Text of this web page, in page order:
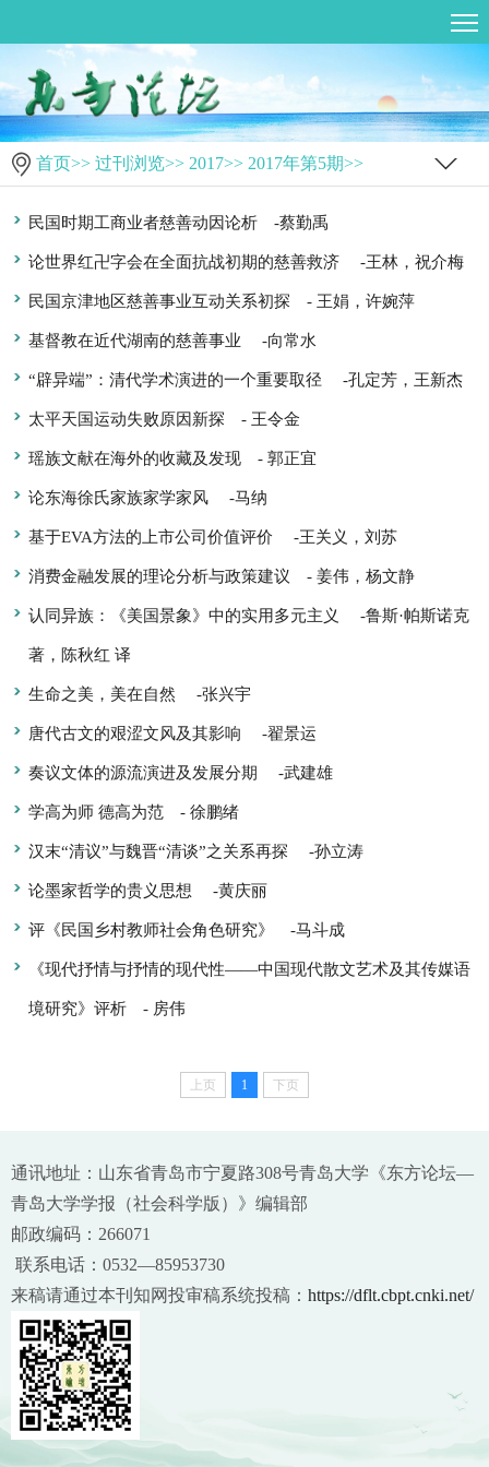
首页>> 过刊浏览>> 2017>> 2017年第5期>>
民国时期工商业者慈善动因论析-蔡勤禹
论世界红卍字会在全面抗战初期的慈善救济-王林，祝介梅
民国京津地区慈善事业互动关系初探- 王娟，许婉萍
基督教在近代湖南的慈善事业-向常水
“辟异端”：清代学术演进的一个重要取径-孔定芳，王新杰
太平天国运动失败原因新探- 王令金
瑶族文献在海外的收藏及发现- 郭正宜
论东海徐氏家族家学家风-马纳
基于EVA方法的上市公司价值评价-王关义，刘苏
消费金融发展的理论分析与政策建议- 姜伟，杨文静
认同异族：《美国景象》中的实用多元主义-鲁斯·帕斯诺克
著，陈秋红 译
生命之美，美在自然-张兴宇
唐代古文的艰涩文风及其影响-翟景运
奏议文体的源流演进及发展分期-武建雄
学高为师 德高为范- 徐鹏绪
汉末“清议”与魏晋“清谈”之关系再探-孙立涛
论墨家哲学的贵义思想-黄庆丽
评《民国乡村教师社会角色研究》-马斗成
《现代抒情与抒情的现代性——中国现代散文艺术及其传媒语
境研究》评析- 房伟
上页 1 下页
通讯地址：山东省青岛市宁夏路308号青岛大学《东方论坛—
青岛大学学报（社会科学版）》编辑部
邮政编码：266071
联系电话：0532—85953730
来稿请通过本刊知网投审稿系统投稿： https://dflt.cbpt.cnki.net/